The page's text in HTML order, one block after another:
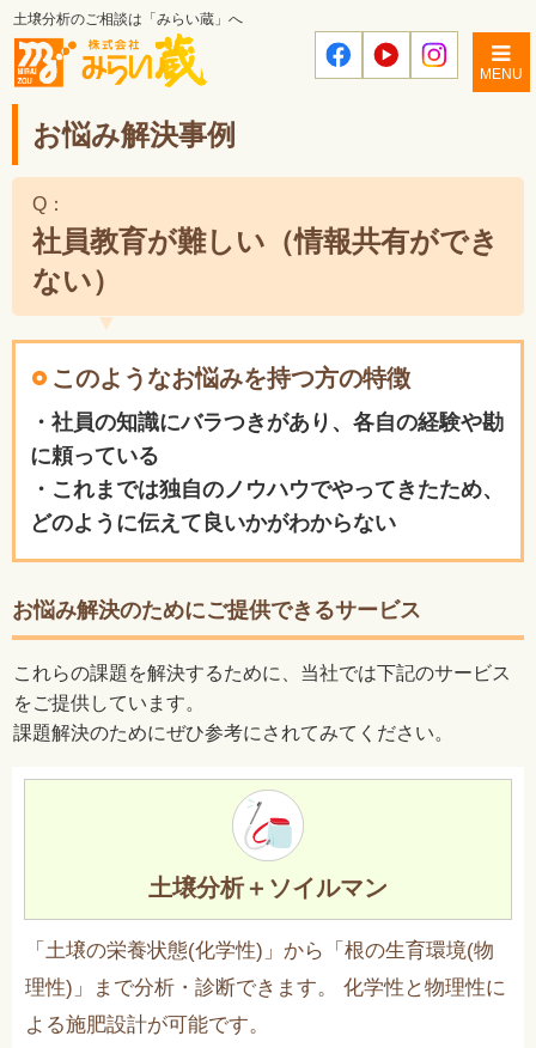
土壌分析のご相談は「みらい蔵」へ
MENU
お悩み解決事例
Q：
社員教育が難しい（情報共有ができ
ない）
このようなお悩みを持つ方の特徴
・社員の知識にバラつきがあり、各自の経験や勘
に頼っている
・これまでは独自のノウハウでやってきたため、
どのように伝えて良いかがわからない
お悩み解決のためにご提供できるサービス
これらの課題を解決するために、当社では下記のサービス
をご提供しています。
課題解決のためにぜひ参考にされてみてください。
土壌分析＋ソイルマン
「土壌の栄養状態(化学性)」から「根の生育環境(物
理性)」まで分析・診断できます。 化学性と物理性に
よる施肥設計が可能です。